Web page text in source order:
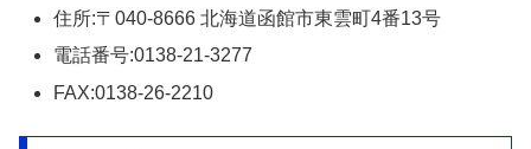
住所:〒040-8666 北海道函館市東雲町4番13号
電話番号:0138-21-3277
FAX:0138-26-2210